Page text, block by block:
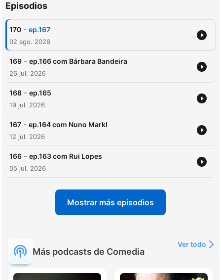
Episodios
170 - ep.167
02 ago. 2026
169 - ep.166 com Bárbara Bandeira
26 jul. 2026
168 - ep.165
19 jul. 2026
167 - ep.164 com Nuno Markl
12 jul. 2026
166 - ep.163 com Rui Lopes
05 jul. 2026
Mostrar más episodios
Más podcasts de Comedia
Ver todo